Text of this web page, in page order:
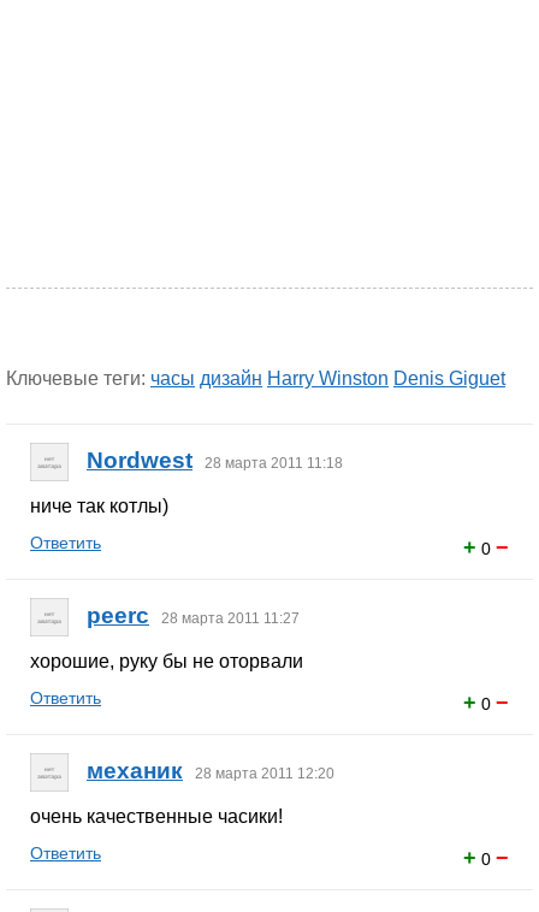
Ключевые теги: часы дизайн Harry Winston Denis Giguet
Nordwest 28 марта 2011 11:18
ниче так котлы)
+ 0 −
Ответить
peerc 28 марта 2011 11:27
хорошие, руку бы не оторвали
+ 0 −
Ответить
механик 28 марта 2011 12:20
очень качественные часики!
+ 0 −
Ответить